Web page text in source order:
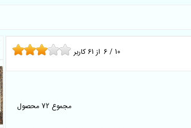
6 / 10 از 61کاربر
مجموع 72 محصول